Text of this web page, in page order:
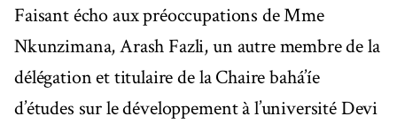
Faisant écho aux préoccupations de Mme
Nkunzimana, Arash Fazli, un autre membre de la
délégation et titulaire de la Chaire bahá’íe
d’études sur le développement à l’université Devi